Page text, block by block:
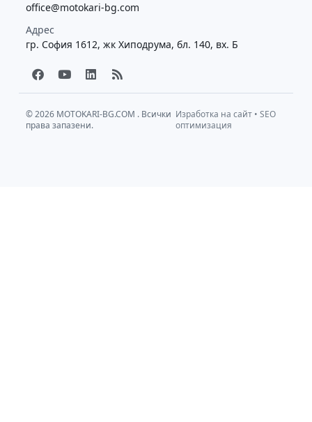
office@motokari-bg.com
Адрес
гр. София 1612, жк Хиподрума, бл. 140, вх. Б
F
a
c
b
o
Y
o
u
u
b
L
i
n
e
d
R
s
s
© 2026 MOTOKARI-BG.COM . Всички
права запазени.
Изработка на сайт •SEO
оптимизация